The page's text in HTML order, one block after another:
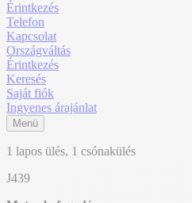
Érintkezés
Telefon
Kapcsolat
Országváltás
Érintkezés
Keresés
Saját fiók
Ingyenes árajánlat
Menü
1 lapos ülés, 1 csónakülés
J439